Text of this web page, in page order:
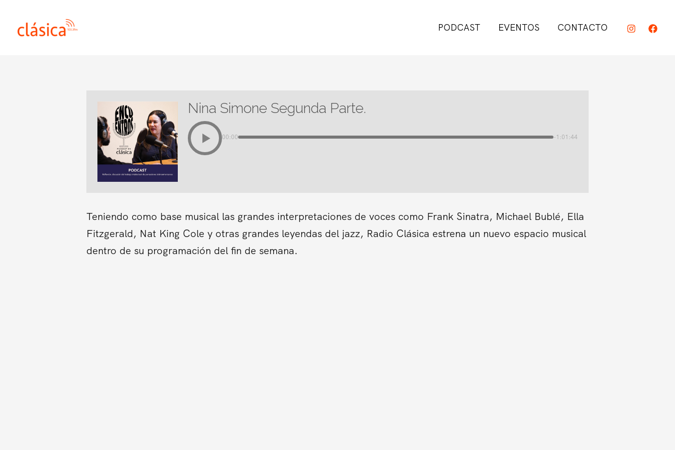
contenido
PODCAST EVENTOS CONTACTO
Nina Simone Segunda Parte.
00:00 -1:01:44
Teniendo como base musical las grandes interpretaciones de voces como Frank Sinatra, Michael Bublé, Ella
Fitzgerald, Nat King Cole y otras grandes leyendas del jazz, Radio Clásica estrena un nuevo espacio musical
dentro de su programación del fin de semana.